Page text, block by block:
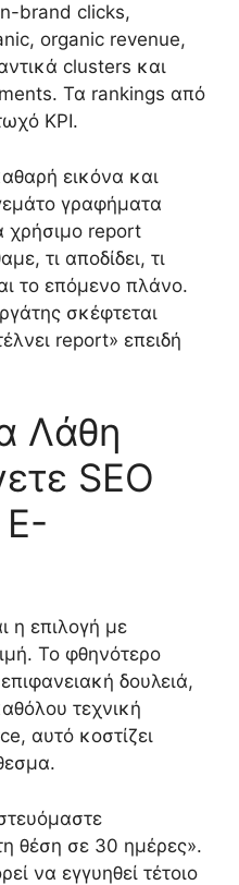
brand clicks,
organic revenue,
clusters και
Τα rankings από
KPI.
εικόνα και
γραφήματα
report
τι αποδίδει, τι
το επόμενο πλάνο.
σκέφτεται
report» επειδή
Λάθη
SEO
E-
η επιλογή με
Το φθηνότερο
δουλειά,
τεχνική
αυτό κοστίζει
θέση σε 30 ημέρες».
να εγγυηθεί τέτοιο